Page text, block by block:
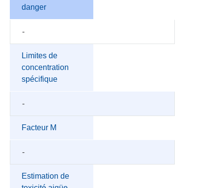
danger
-
Limites de
concentration
spécifique
-
Facteur M
-
Estimation de